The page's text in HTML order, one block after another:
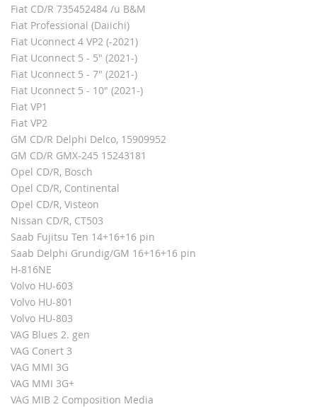
Fiat CD/R 735452484 /u B&M
Fiat Professional (Daiichi)
Fiat Uconnect 4 VP2 (-2021)
Fiat Uconnect 5 - 5" (2021-)
Fiat Uconnect 5 - 7" (2021-)
Fiat Uconnect 5 - 10" (2021-)
Fiat VP1
Fiat VP2
GM CD/R Delphi Delco, 15909952
GM CD/R GMX-245 15243181
Opel CD/R, Bosch
Opel CD/R, Continental
Opel CD/R, Visteon
Nissan CD/R, CT503
Saab Fujitsu Ten 14+16+16 pin
Saab Delphi Grundig/GM 16+16+16 pin
H-816NE
Volvo HU-603
Volvo HU-801
Volvo HU-803
VAG Blues 2. gen
VAG Conert 3
VAG MMI 3G
VAG MMI 3G+
VAG MIB 2 Composition Media